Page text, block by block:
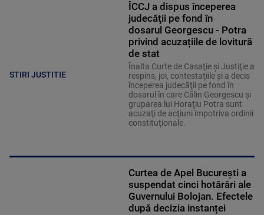
STIRI JUSTITIE
ÎCCJ a dispus începerea
judecăţii pe fond în
dosarul Georgescu - Potra
privind acuzațiile de lovitură
de stat
Înalta Curte de Casaţie şi Justiţie a
respins, joi, contestaţiile şi a decis
începerea judecăţii pe fond în
dosarul în care Călin Georgescu şi
gruparea lui Horaţiu Potra sunt
acuzaţi de acţiuni împotriva ordinii
constituţionale.
Curtea de Apel București a
suspendat cinci hotărâri ale
Guvernului Bolojan. Efectele
după decizia instanței